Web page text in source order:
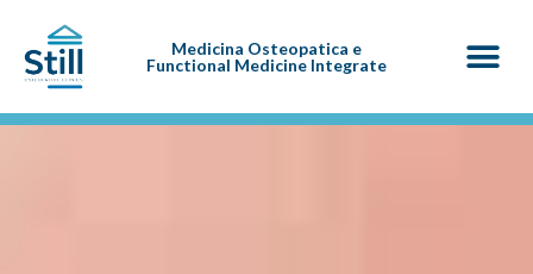
Medicina Osteopatica e
Functional Medicine Integrate